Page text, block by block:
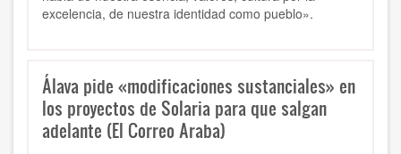
excelencia, de nuestra identidad como pueblo».
Álava pide «modificaciones sustanciales» en
los proyectos de Solaria para que salgan
adelante (El Correo Araba)